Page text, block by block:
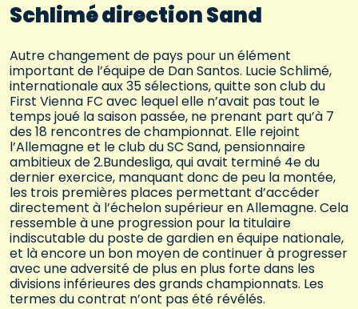
Schlimé direction Sand
Autre changement de pays pour un élément
important de l’équipe de Dan Santos. Lucie Schlimé,
internationale aux 35 sélections, quitte son club du
First Vienna FC avec lequel elle n’avait pas tout le
temps joué la saison passée, ne prenant part qu’à 7
des 18 rencontres de championnat. Elle rejoint
l’Allemagne et le club du SC Sand, pensionnaire
ambitieux de 2.Bundesliga, qui avait terminé 4e du
dernier exercice, manquant donc de peu la montée,
les trois premières places permettant d’accéder
directement à l’échelon supérieur en Allemagne. Cela
ressemble à une progression pour la titulaire
indiscutable du poste de gardien en équipe nationale,
et là encore un bon moyen de continuer à progresser
avec une adversité de plus en plus forte dans les
divisions inférieures des grands championnats. Les
termes du contrat n’ont pas été révélés.